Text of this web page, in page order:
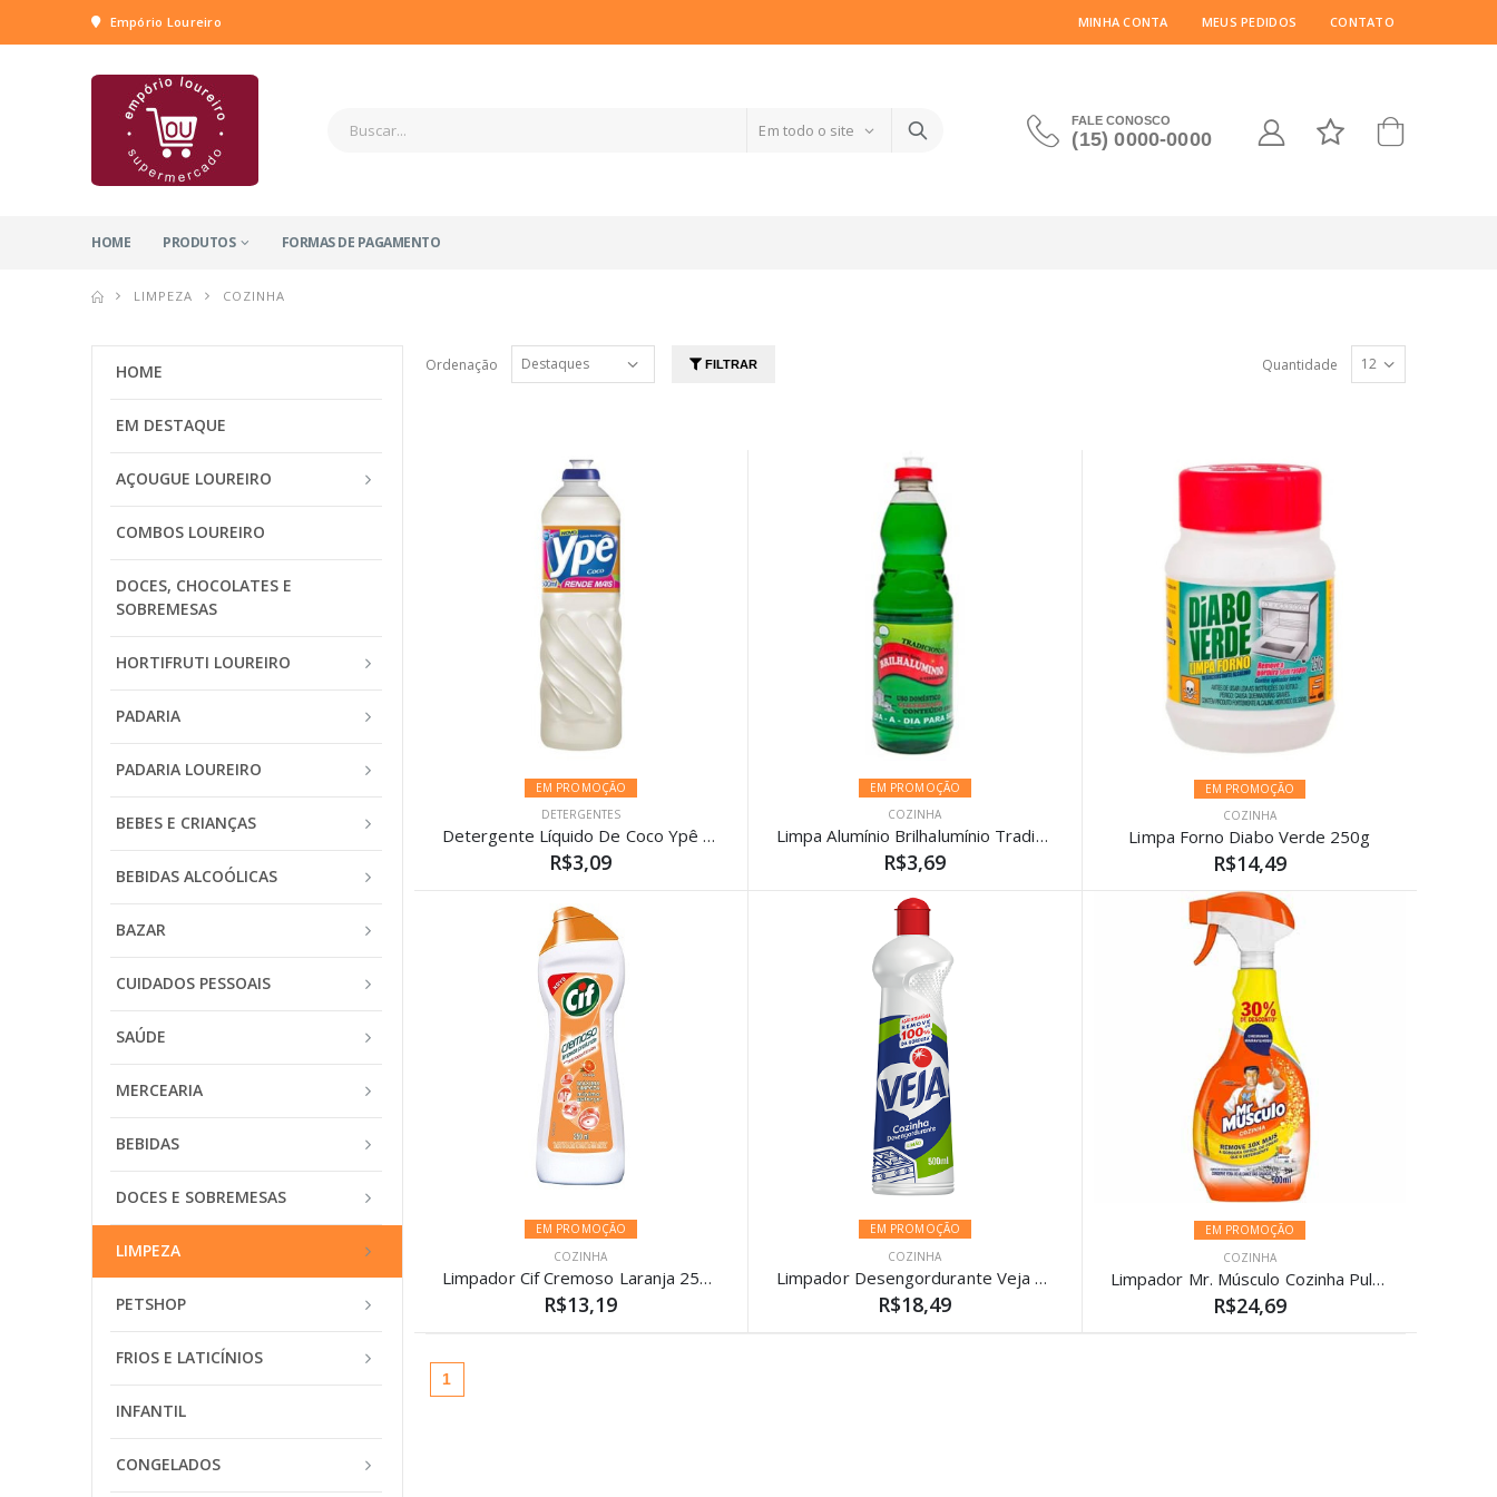
Empório Loureiro MINHA CONTA MEUS PEDIDOS CONTATO
FALE CONOSCO
(15) 0000-0000
HOME PRODUTOS FORMAS DE PAGAMENTO
LIMPEZA COZINHA
Ordenação FILTRAR Quantidade
EM PROMOÇÃO
DETERGENTES
Detergente Líquido De Coco Ypê 500ml
R$3,09
EM PROMOÇÃO
COZINHA
Limpa Alumínio Brilhalumínio Tradicional 500ml
R$3,69
EM PROMOÇÃO
COZINHA
Limpa Forno Diabo Verde 250g
R$14,49
EM PROMOÇÃO
COZINHA
Limpador Cif Cremoso Laranja 250ml
R$13,19
EM PROMOÇÃO
COZINHA
Limpador Desengordurante Veja Limão 500ml
R$18,49
EM PROMOÇÃO
COZINHA
Limpador Mr. Músculo Cozinha Pulverizador 500ml
R$24,69
1
HOME
EM DESTAQUE
AÇOUGUE LOUREIRO
COMBOS LOUREIRO
DOCES, CHOCOLATES E
SOBREMESAS
HORTIFRUTI LOUREIRO
PADARIA
PADARIA LOUREIRO
BEBES E CRIANÇAS
BEBIDAS ALCOÓLICAS
BAZAR
CUIDADOS PESSOAIS
SAÚDE
MERCEARIA
BEBIDAS
DOCES E SOBREMESAS
LIMPEZA
PETSHOP
FRIOS E LATICÍNIOS
INFANTIL
CONGELADOS